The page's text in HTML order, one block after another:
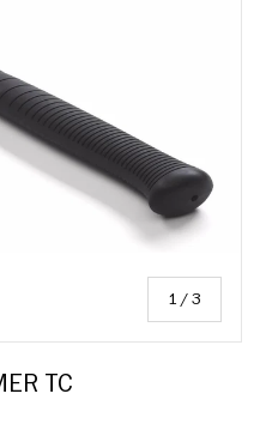
1 /von
3
TC